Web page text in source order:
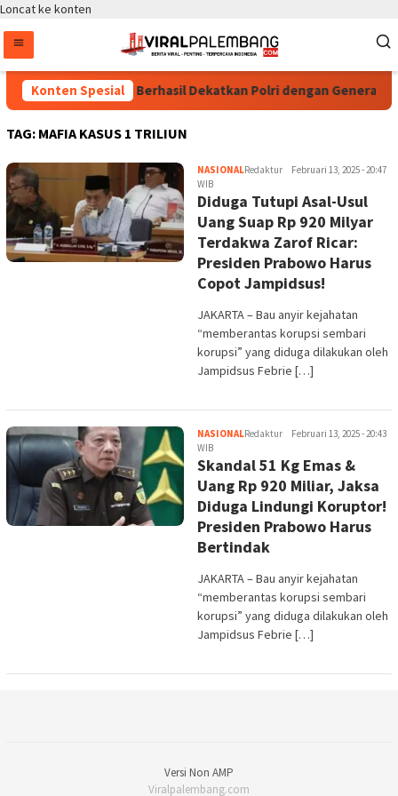
Loncat ke konten
Konten Spesial
Cup 2026 Dinilai Berhasil Dekatkan Polri dengan Generasi
TAG: MAFIA KASUS 1 TRILIUN
NASIONALRedaktur
Februari 13, 2025 - 20:47
WIB
Diduga Tutupi Asal-Usul
Uang Suap Rp 920 Milyar
Terdakwa Zarof Ricar:
Presiden Prabowo Harus
Copot Jampidsus!
JAKARTA – Bau anyir kejahatan
“memberantas korupsi sembari
korupsi” yang diduga dilakukan oleh
Jampidsus Febrie […]
NASIONALRedaktur
Februari 13, 2025 - 20:43
WIB
Skandal 51 Kg Emas &
Uang Rp 920 Miliar, Jaksa
Diduga Lindungi Koruptor!
Presiden Prabowo Harus
Bertindak
JAKARTA – Bau anyir kejahatan
“memberantas korupsi sembari
korupsi” yang diduga dilakukan oleh
Jampidsus Febrie […]
Versi Non AMP
Viralpalembang.com